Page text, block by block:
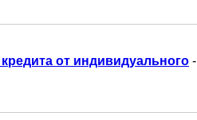
от индивидуального -